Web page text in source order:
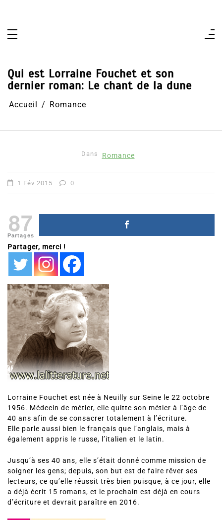
Qui est Lorraine Fouchet et son
dernier roman: Le chant de la dune
Accueil Romance
Dans Romance
1 Fév 2015 0
87
Partages
Partager, merci !
Lorraine Fouchet est née à Neuilly sur Seine le 22 octobre
1956. Médecin de métier, elle quitte son métier à l’âge de
40 ans afin de se consacrer totalement à l’écriture.
Elle parle aussi bien le français que l’anglais, mais à
également appris le russe, l’italien et le latin.
Jusqu’à ses 40 ans, elle s’était donné comme mission de
soigner les gens; depuis, son but est de faire rêver ses
lecteurs, ce qu’elle réussit très bien puisque, à ce jour, elle
a déjà écrit 15 romans, et le prochain est déjà en cours
d’écriture et devrait paraître en 2016.